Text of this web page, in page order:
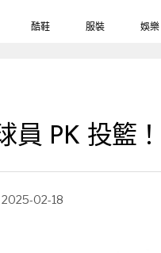
酷鞋 服裝 娛樂
員 PK 投籃
2025-02-18